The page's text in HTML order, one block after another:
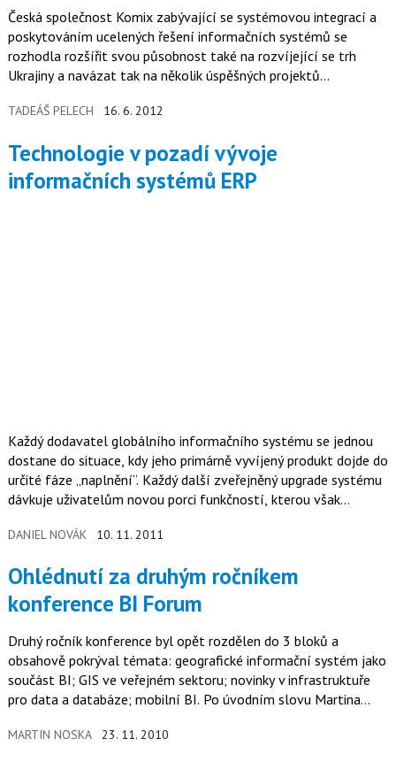
Česká společnost Komix zabývající se systémovou integrací a
poskytováním ucelených řešení informačních systémů se
rozhodla rozšířit svou působnost také na rozvíjející se trh
Ukrajiny a navázat tak na několik úspěšných projektů
TADEÁŠ PELECH 16. 6. 2012
Technologie v pozadí vývoje
informačních systémů ERP
Každý dodavatel globálního informačního systému se jednou
dostane do situace, kdy jeho primárně vyvíjený produkt dojde do
určité fáze „naplnění“. Každý další zveřejněný upgrade systému
dávkuje uživatelům novou porci funkčností, kterou však
DANIEL NOVÁK 10. 11. 2011
Ohlédnutí za druhým ročníkem
konference BI Forum
Druhý ročník konference byl opět rozdělen do 3 bloků a
obsahově pokrýval témata: geografické informační systém jako
součást BI; GIS ve veřejném sektoru; novinky v infrastruktuře
pro data a databáze; mobilní BI. Po úvodním slovu Martina
MARTIN NOSKA 23. 11. 2010